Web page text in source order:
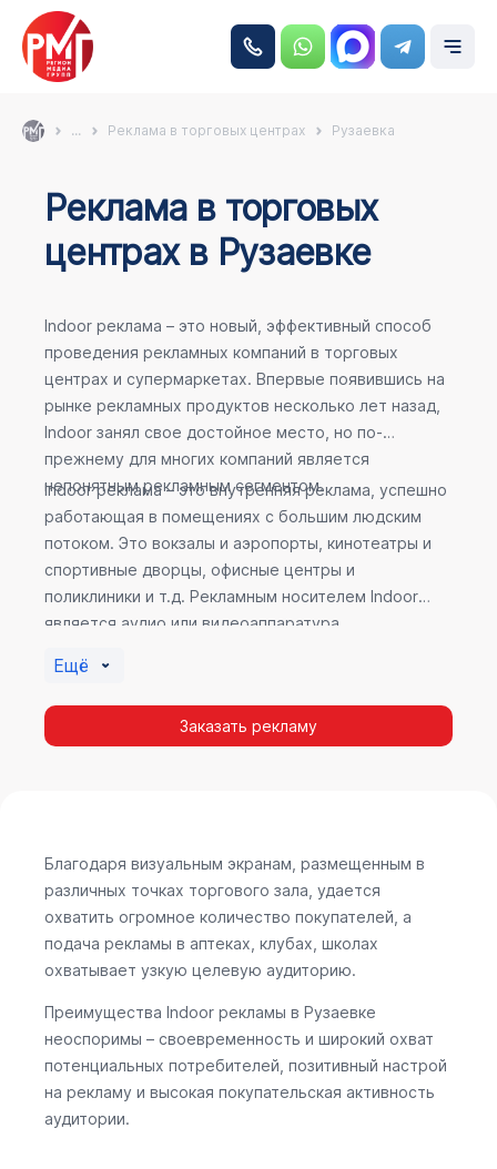
... Реклама в торговых центрах Рузаевка
Реклама в торговых
центрах в Рузаевке
Indoor реклама – это новый, эффективный способ
проведения рекламных компаний в торговых
центрах и супермаркетах. Впервые появившись на
рынке рекламных продуктов несколько лет назад,
Indoor занял свое достойное место, но по-
прежнему для многих компаний является
непонятным рекламным сегментом.
Indoor реклама – это внутренняя реклама, успешно
работающая в помещениях с большим людским
потоком. Это вокзалы и аэропорты, кинотеатры и
спортивные дворцы, офисные центры и
поликлиники и т.д. Рекламным носителем Indoor
является аудио или видеоаппаратура,
эффективность приносит такой вид рекламы в
местах продаж, поскольку воздействие на
покупателя в момент выбора товара наиболее
Indoor рекламы.
Ещё
Заказать рекламу
Благодаря визуальным экранам, размещенным в
различных точках торгового зала, удается
охватить огромное количество покупателей, а
подача рекламы в аптеках, клубах, школах
охватывает узкую целевую аудиторию.
Преимущества Indoor рекламы в Рузаевке
неоспоримы – своевременность и широкий охват
потенциальных потребителей, позитивный настрой
на рекламу и высокая покупательская активность
аудитории.